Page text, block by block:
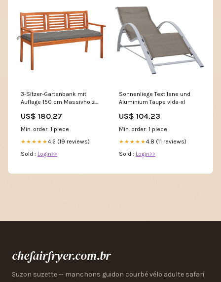
3-Sitzer-Gartenbank mit
Auflage 150 cm Massivholz
US$ 180.27
Min. order: 1 piece
★★★★★4.2 (19 reviews)
Sold : Login>>
Sonnenliege Textilene und
Aluminium Taupe vida-xl
US$ 104.23
Min. order: 1 piece
★★★★★4.8 (11 reviews)
Sold : Login>>
chefairfryer.com.br
Suzon suzette -- manchons guidon courbé vélo adulte safari